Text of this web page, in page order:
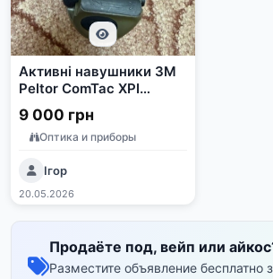
Активні навушники 3M
Peltor ComTac XPI
MT20H682FB-02
9 000 грн
Оптика и приборы
Ігор
20.05.2026
Продаёте под, вейп или
Разместите объявление бесплатно